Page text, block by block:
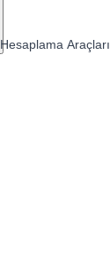
Hesaplama Araçları